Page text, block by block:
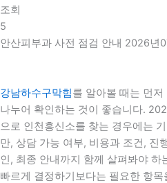
조회
5
안산피부과 사전 점검 안내 2026년
강남하수구막힘를 알아볼 때는 먼
나누어 확인하는 것이 좋습니다.
으로 인천흥신소를 찾는 경우에는
만, 상담 가능 여부, 비용과 조건, 진
인, 최종 안내까지 함께 살펴봐야 하
빠르게 결정하기보다는 필요한 항